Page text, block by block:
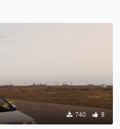
740 8